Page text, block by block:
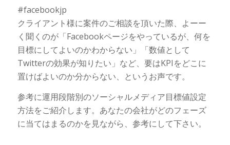
#facebookjp
クライアント様に案件のご相談を頂いた際、よーー
く聞くのが「Facebookページをやっているが、何を
目標にしてよいのかわからない」「数値として
Twitterの効果が知りたい」など、要はKPIをどこに
置けばよいのか分からない、というお声です。
参考に運用段階別のソーシャルメディア目標値設定
方法をご紹介します。あなたの会社がどのフェーズ
に当てはまるのかを見ながら、参考にして下さい。